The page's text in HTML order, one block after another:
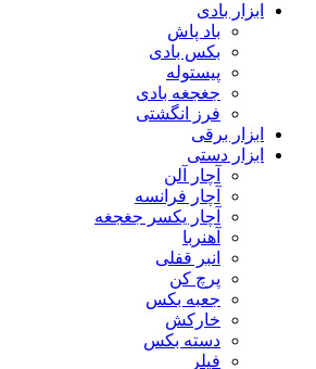
ابزار بادی
باد پاش
بکس بادی
پیستوله
جغجغه بادی
فرز انگشتی
ابزار برقی
ابزار دستی
آچار آلن
آچار فرانسه
آچار یکسر جغجغه
آهنربا
انبر قفلی
پرچ کن
جعبه بکس
خارکش
دسته بکس
فیلر